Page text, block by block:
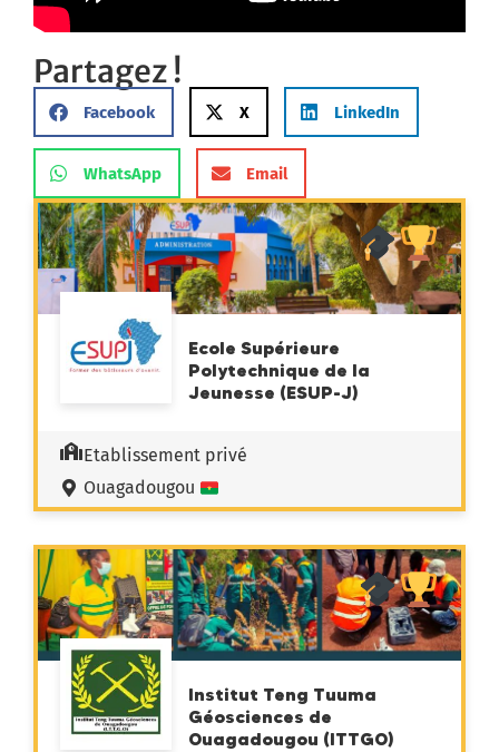
Partagez !
Facebook X LinkedIn
WhatsApp Email
Ecole Supérieure
Polytechnique de la
Jeunesse (ESUP-J)
Etablissement privé
Ouagadougou
Institut Teng Tuuma
Géosciences de
Ouagadougou (ITTGO)